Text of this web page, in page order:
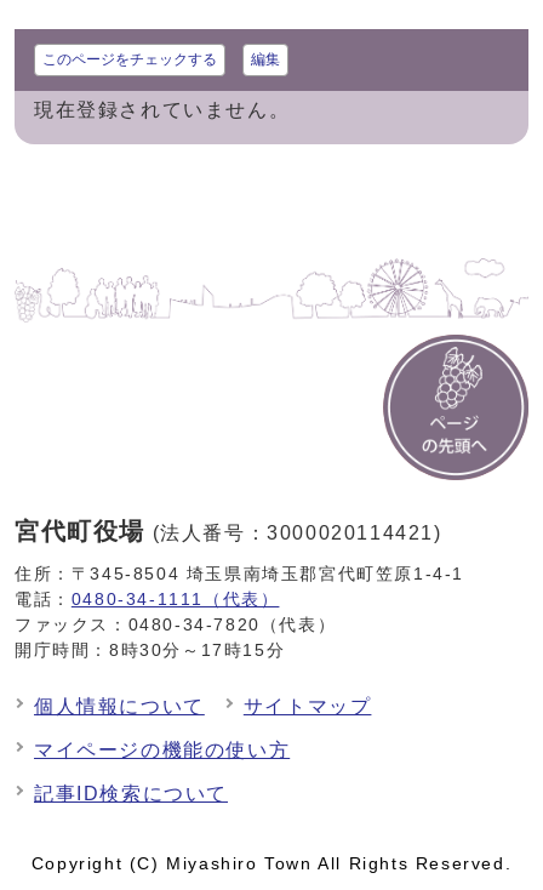
このページをチェックする 編集
現在登録されていません。
宮代町役場 (法人番号：3000020114421)
住所：〒345-8504 埼玉県南埼玉郡宮代町笠原1-4-1
電話： 0480-34-1111（代表）
ファックス：0480-34-7820（代表）
開庁時間：8時30分～17時15分
個人情報について サイトマップ
マイページの機能の使い方
記事ID検索について
Copyright (C) Miyashiro Town All Rights Reserved.